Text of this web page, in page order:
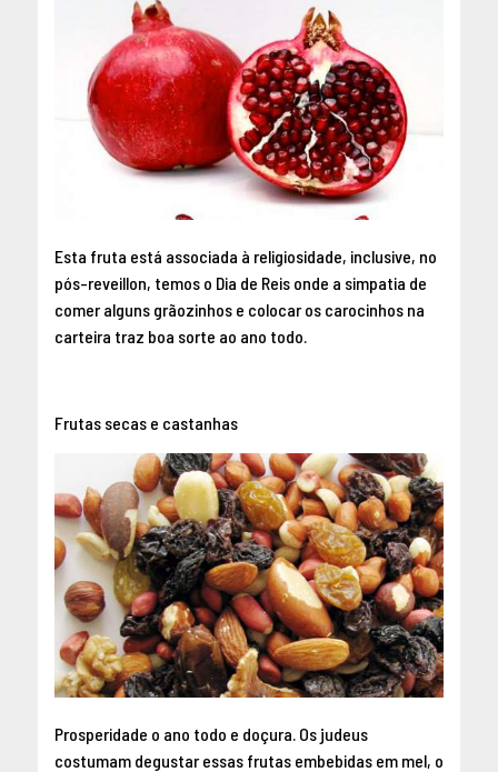
Esta fruta está associada à religiosidade, inclusive, no
pós-reveillon, temos o Dia de Reis onde a simpatia de
comer alguns grãozinhos e colocar os carocinhos na
carteira traz boa sorte ao ano todo.
Frutas secas e castanhas
Prosperidade o ano todo e doçura. Os judeus
costumam degustar essas frutas embebidas em mel, o